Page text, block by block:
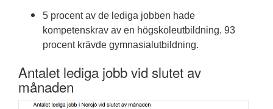
5 procent av de lediga jobben hade
kompetenskrav av en högskoleutbildning. 93
procent krävde gymnasialutbildning.
Antalet lediga jobb vid slutet av
månaden